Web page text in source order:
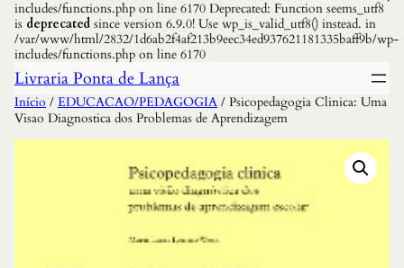
includes/functions.php on line 6170 Deprecated: Function seems_utf8
is deprecated since version 6.9.0! Use wp_is_valid_utf8() instead. in
/var/www/html/2832/1d6ab2f4af213b9eec34ed937621181335baff9b/wp-
includes/functions.php on line 6170
Livraria Ponta de Lança
Início / EDUCACAO/PEDAGOGIA / Psicopedagogia Clinica: Uma
Visao Diagnostica dos Problemas de Aprendizagem